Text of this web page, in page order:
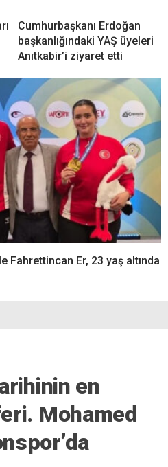
Cumhurbaşkanı Erdoğan
başkanlığındaki YAŞ üyeleri
Anıtkabir’i ziyaret etti
Fahrettincan Er, 23 yaş altında
en
Mohamed